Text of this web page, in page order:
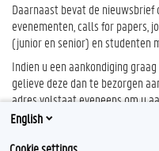
Daarnaast bevat de
evenementen, calls for papers,
(junior en senior) en studenten
Indien u een aankondiging
gelieve deze dan te bezorgen
adres volstaat eveneens om u
English